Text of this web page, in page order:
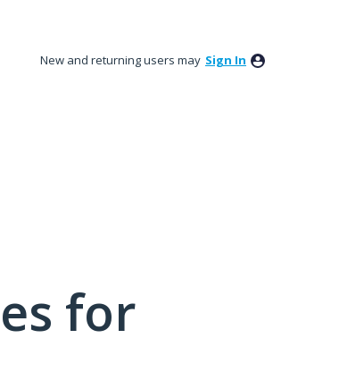
New and returning users may Sign In
for